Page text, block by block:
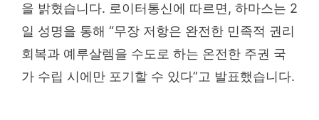
을 밝혔습니다. 로이터통신에 따르면, 하마스는 2
일 성명을 통해 “무장 저항은 완전한 민족적 권리
회복과 예루살렘을 수도로 하는 온전한 주권 국
가 수립 시에만 포기할 수 있다”고 발표했습니다.